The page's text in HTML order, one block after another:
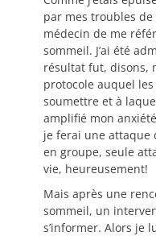
par mes troubles de
médecin de me
sommeil. J’ai été
résultat fut, disons,
protocole auquel
soumettre et à
amplifié mon
je ferai une attaque
en groupe, seule
vie, heureusement!
Mais après une
sommeil, un
s’informer. Alors je